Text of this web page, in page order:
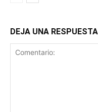
DEJA UNA RESPUESTA